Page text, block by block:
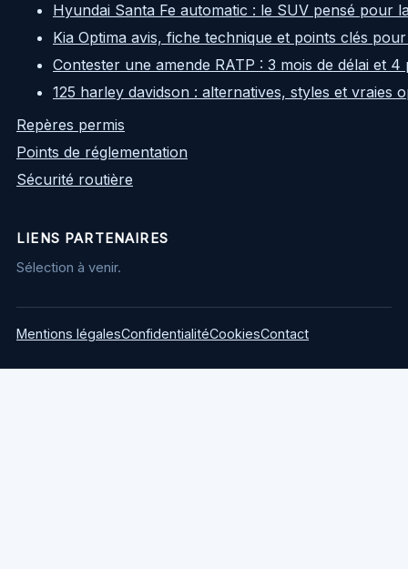
Hyundai Santa Fe automatic : le SUV pensé pour
Kia Optima avis, fiche technique et points clés
Contester une amende RATP : 3 mois de délai et
125 harley davidson : alternatives, styles et vraies
Repères permis
Points de réglementation
Sécurité routière
LIENS PARTENAIRES
Sélection à venir.
Mentions légalesConfidentialitéCookiesContact